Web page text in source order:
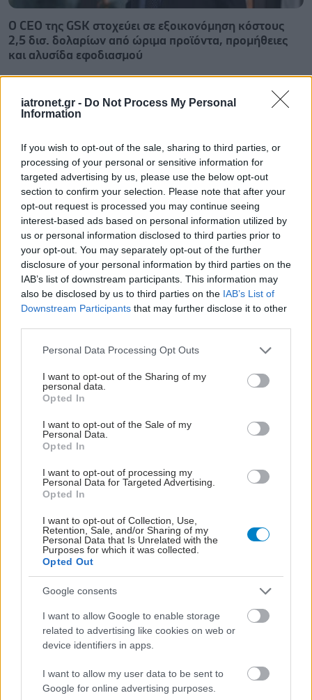
iatronet.gr - Do Not Process My Personal
Information
If you wish to opt-out of the sale, sharing to third parties, or
processing of your personal or sensitive information for
targeted advertising by us, please use the below opt-out
section to confirm your selection. Please note that after your
opt-out request is processed you may continue seeing
interest-based ads based on personal information utilized by
us or personal information disclosed to third parties prior to
your opt-out. You may separately opt-out of the further
disclosure of your personal information by third parties on the
IAB’s list of downstream participants. This information may
also be disclosed by us to third parties on the IAB’s List of
Downstream Participants that may further disclose it to other
Please note that this website/app uses one or more Google
not limited to your visit or usage behaviour. You may click to
grant or deny consent to Google and its third-party tags to
use your data for below specified purposes in below Google
consent section.
Personal Data Processing Opt Outs
I want to opt-out of the Sharing of my
personal data.
Opted In
I want to opt-out of the Sale of my
Personal Data.
Opted In
I want to opt-out of processing my
Personal Data for Targeted Advertising.
Opted In
I want to opt-out of Collection, Use,
Retention, Sale, and/or Sharing of my
Personal Data that Is Unrelated with the
Purposes for which it was collected.
Opted Out
Google consents
I want to allow Google to enable storage
related to advertising like cookies on web or
device identifiers in apps.
I want to allow my user data to be sent to
Google for online advertising purposes.
Ο CEO της GSK στοχεύει σε εξοικονόμηση κόστους
2,5 δισ. δολαρίων από ώριμα προϊόντα, προμήθειες
και αλυσίδα εφοδιασμού
Οι αλλαγές στο σώμα που θεωρούνται φυσιολογικές
με το πέρασμα του χρόνου
Η αποφυγή 3 παραγόντων κινδύνου στη μέση ηλικία
προσθέτει 13 χρόνια χωρίς άνοια [μελέτη]